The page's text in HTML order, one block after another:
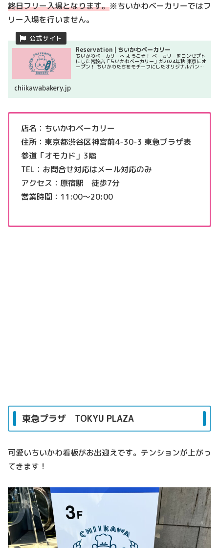
終日フリー入場となります。※ちいかわベーカリーではフ
リー入場を行いません。
Reservation | ちいかわベーカリー
ちいかわベーカリーへ ようこそ！ ベーカリーをコンセプト
にした常設店「ちいかわベーカリー」が2024年秋 東京にオ
ープン！ ちいかわたちをモチーフにしたオリジナルパン＆
chiikawabakery.jp
店名：ちいかわベーカリー
住所：東京都渋谷区神宮前4-30-3 東急プラザ表
参道「オモカド」3階
TEL：お問合せ対応はメール対応のみ
アクセス：原宿駅 徒歩7分
営業時間：11:00〜20:00
東急プラザ TOKYU PLAZA
可愛いちいかわ看板がお出迎えです。テンションが上がっ
てきます！